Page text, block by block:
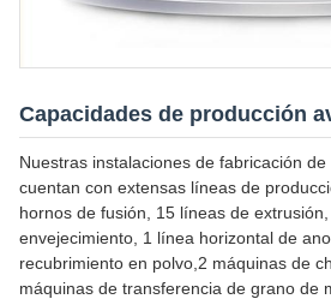
Capacidades de producción
Nuestras instalaciones de fabricación
cuentan con extensas líneas de
hornos de fusión, 15 líneas de
envejecimiento, 1 línea horizontal de
recubrimiento en polvo,2 máquinas de
máquinas de transferencia de grano de